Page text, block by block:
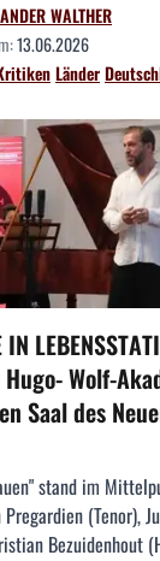
WALTHER
13.06.2026
Länder
Wolf-
Saal des
stand im
(Tenor),
Bezuidenhout